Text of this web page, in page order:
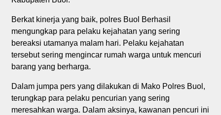
Berkat kinerja yang baik, polres Buol Berhasil
mengungkap para pelaku kejahatan yang sering
bereaksi utamanya malam hari. Pelaku kejahatan
tersebut sering mengincar rumah warga untuk mencuri
barang yang berharga.
Dalam jumpa pers yang dilakukan di Mako Polres Buol,
terungkap para pelaku pencurian yang sering
meresahkan warga. Dalam aksinya, kawanan pencuri ini